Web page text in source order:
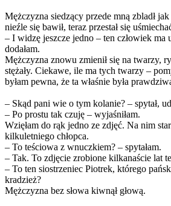
Mężczyzna siedzący przede mną zbladł
nieźle się bawił, teraz przestał się
– I widzę jeszcze jedno – ten człowiek ma
dodałam.
Mężczyzna znowu zmienił się na twarzy,
stężały. Ciekawe, ile ma tych twarzy –
byłam pewna, że ta właśnie była
– Skąd pani wie o tym kolanie? – spytał,
– Po prostu tak czuję – wyjaśniłam.
Wzięłam do rąk jedno ze zdjęć. Na nim
kilkuletniego chłopca.
– To teściowa z wnuczkiem? – spytałam.
– Tak. To zdjęcie zrobione kilkanaście lat
– To ten siostrzeniec Piotrek, którego
kradzież?
Mężczyzna bez słowa kiwnął głową.